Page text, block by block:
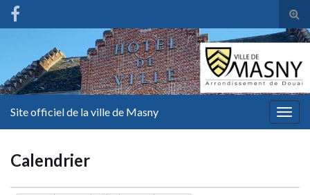
Site officiel de la ville de Masny
Calendrier